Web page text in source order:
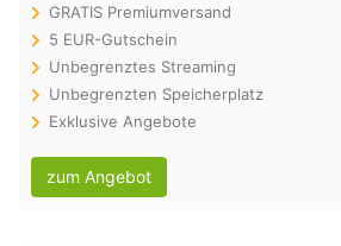
GRATIS Premiumversand
5 EUR-Gutschein
Unbegrenztes Streaming
Unbegrenzten Speicherplatz
Exklusive Angebote
zum Angebot